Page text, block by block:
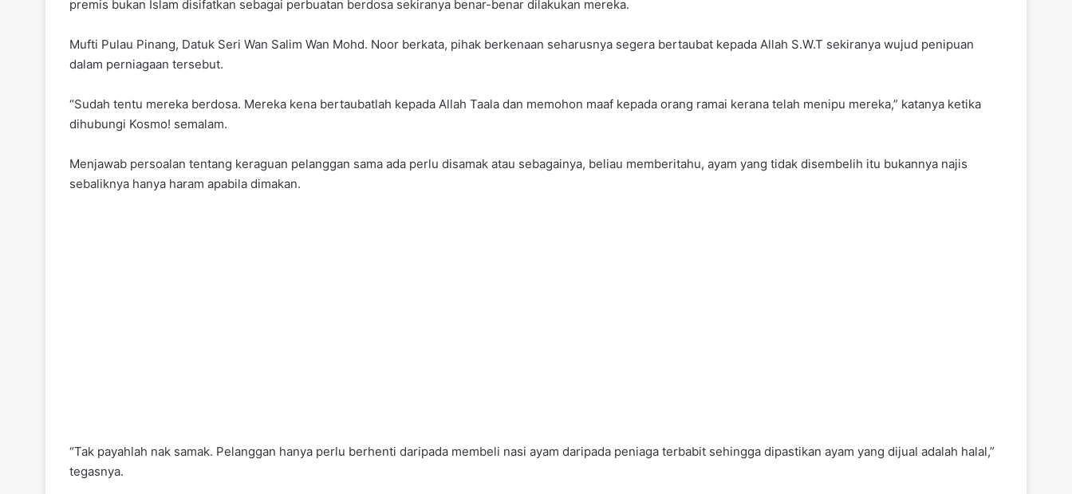
premis bukan Islam disifatkan sebagai perbuatan berdosa sekiranya benar-benar dilakukan mereka.
Mufti Pulau Pinang, Datuk Seri Wan Salim Wan Mohd. Noor berkata, pihak berkenaan seharusnya segera bertaubat kepada Allah S.W.T sekiranya wujud penipuan
dalam perniagaan tersebut.
“Sudah tentu mereka berdosa. Mereka kena bertaubatlah kepada Allah Taala dan memohon maaf kepada orang ramai kerana telah menipu mereka,” katanya ketika
dihubungi Kosmo! semalam.
Menjawab persoalan tentang keraguan pelanggan sama ada perlu disamak atau sebagainya, beliau memberitahu, ayam yang tidak disembelih itu bukannya najis
sebaliknya hanya haram apabila dimakan.
“Tak payahlah nak samak. Pe­langgan hanya perlu berhenti daripada membeli nasi ayam daripada peniaga terbabit sehingga dipastikan ayam yang dijual adalah halal,”
tegasnya.